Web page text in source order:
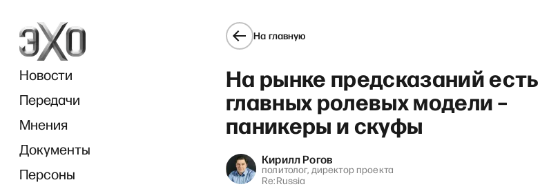
Новости
Передачи
Мнения
Документы
Персоны
На главную
На рынке предсказаний
главных ролевых модели –
паникеры и скуфы
Кирилл Рогов
политолог, директор проекта
Re:Russia
«Один» с Дмитрием